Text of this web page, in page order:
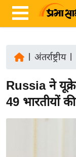
ज़ा
ख
अंतर्राष्ट्रीय|
Russia ने
49 भारतीयों